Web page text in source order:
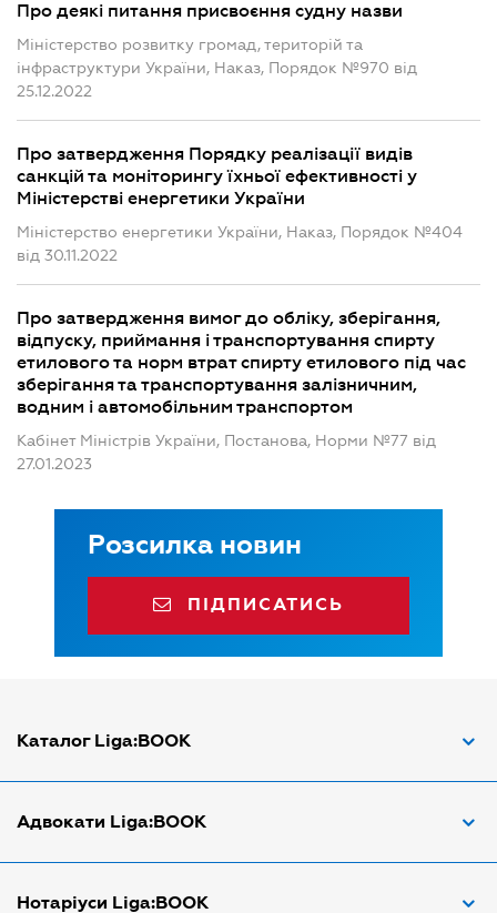
Про деякі питання присвоєння судну назви
Міністерство розвитку громад, територій та
інфраструктури України, Наказ, Порядок №970 від
25.12.2022
Про затвердження Порядку реалізації видів
санкцій та моніторингу їхньої ефективності у
Міністерстві енергетики України
Міністерство енергетики України, Наказ, Порядок №404
від 30.11.2022
Про затвердження вимог до обліку, зберігання,
відпуску, приймання і транспортування спирту
етилового та норм втрат спирту етилового під час
зберігання та транспортування залізничним,
водним і автомобільним транспортом
Кабінет Міністрів України, Постанова, Норми №77 від
27.01.2023
Розсилка новин
ПІДПИСАТИСЬ
Каталог Liga:BOOK
Адвокат по ДТП
Адвокати Liga:BOOK
Нотаріуси Liga:BOOK